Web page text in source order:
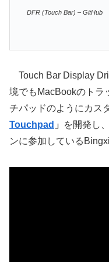
DFR (Touch Bar) – GitHub
Touch Bar Display
境でもMacBookのトラ
チパッドのようにカス
Touchpad 」
を開発し
ンに参加している